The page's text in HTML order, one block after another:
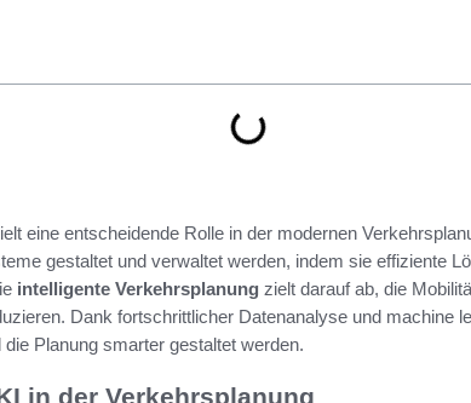
eine entscheidende Rolle in der modernen
gestaltet und verwaltet werden, indem sie effiziente
intelligente Verkehrsplanung zielt darauf ab, die
Dank fortschrittlicher Datenanalyse und machine
Planung smarter gestaltet werden.
in der Verkehrsplanung